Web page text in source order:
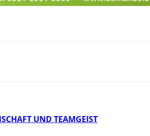
UND TEAMGEIST